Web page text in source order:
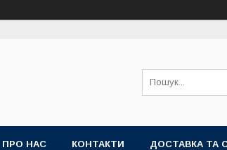
ПРО НАС КОНТАКТИ ДОСТАВКА ТА